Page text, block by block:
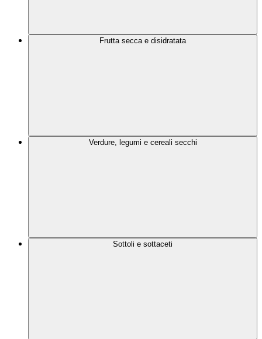
Frutta secca e disidratata
Verdure, legumi e cereali secchi
Sottoli e sottaceti